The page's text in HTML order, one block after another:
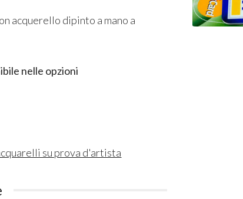
acquerello dipinto a mano a
nelle opzioni
su prova d'artista